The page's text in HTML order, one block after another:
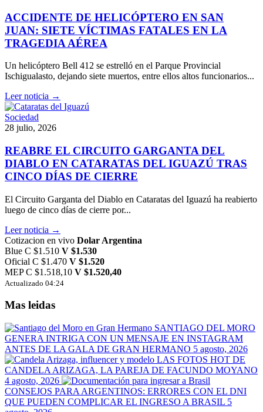
ACCIDENTE DE HELICÓPTERO EN SAN
JUAN: SIETE VÍCTIMAS FATALES EN LA
TRAGEDIA AÉREA
Un helicóptero Bell 412 se estrelló en el Parque Provincial
Ischigualasto, dejando siete muertos, entre ellos altos funcionarios...
Leer noticia →
Sociedad
28 julio, 2026
REABRE EL CIRCUITO GARGANTA DEL
DIABLO EN CATARATAS DEL IGUAZÚ TRAS
CINCO DÍAS DE CIERRE
El Circuito Garganta del Diablo en Cataratas del Iguazú ha reabierto
luego de cinco días de cierre por...
Leer noticia →
Cotizacion en vivo Dolar Argentina
Blue C $1.510 V $1.530
Oficial C $1.470 V $1.520
MEP C $1.518,10 V $1.520,40
Actualizado 04:24
Mas leidas
SANTIAGO DEL MORO
GENERA INTRIGA CON UN MENSAJE EN INSTAGRAM
ANTES DE LA GALA DE GRAN HERMANO 5 agosto, 2026
LAS FOTOS HOT DE
CANDELA ARIZAGA, LA PAREJA DE FACUNDO MOYANO
4 agosto, 2026
CONSEJOS PARA ARGENTINOS: ERRORES CON EL DNI
QUE PUEDEN COMPLICAR EL INGRESO A BRASIL 5